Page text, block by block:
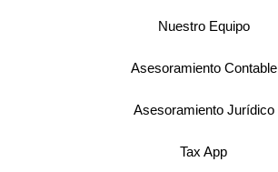
Nuestro Equipo
Asesoramiento Contable
Asesoramiento Jurídico
Tax App